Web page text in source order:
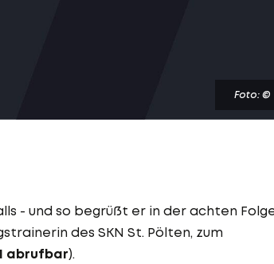
Foto: ©
- und so begrüßt er in der achten
des SKN St. Pölten, zum
abrufbar).